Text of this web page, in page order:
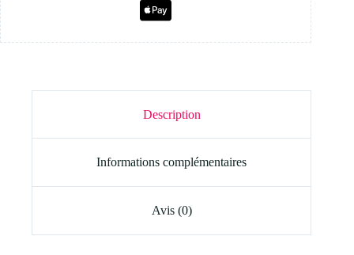
Description
Informations complémentaires
Avis (0)